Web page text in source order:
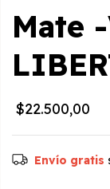
Mate
$22.500,00
Envío gratis